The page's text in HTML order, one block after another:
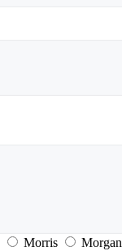
Morris Morgan